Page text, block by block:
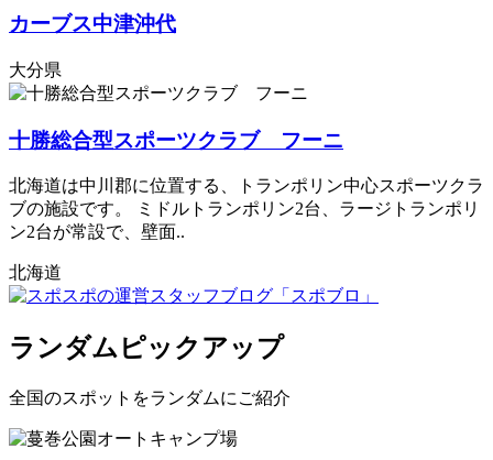
カーブス中津沖代
大分県
十勝総合型スポーツクラブ フーニ
北海道は中川郡に位置する、トランポリン中心スポーツクラ
ブの施設です。 ミドルトランポリン2台、ラージトランポリ
ン2台が常設で、壁面..
北海道
ランダムピックアップ
全国のスポットをランダムにご紹介